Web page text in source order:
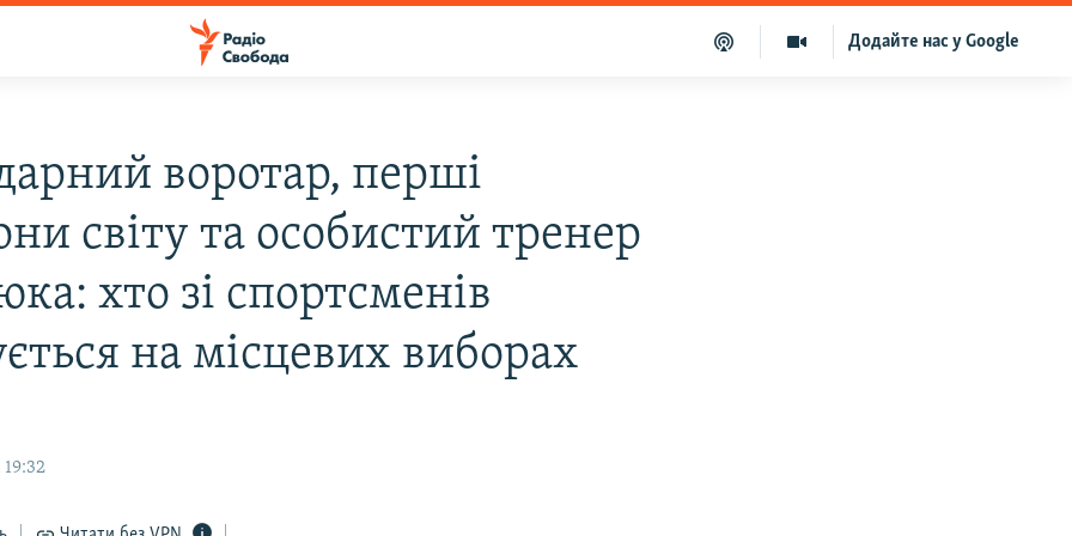
Додайте нас у Google
воротар, перші
світу та особистий тренер
хто зі спортсменів
на місцевих виборах